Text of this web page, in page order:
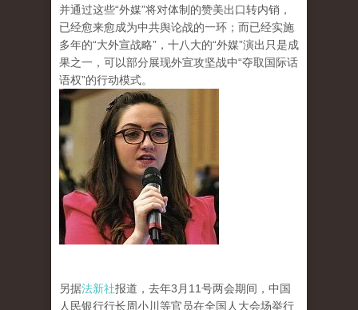
并通过这些“外媒”将对体制的赞美出口转内销，
已经愈来愈成为中共舆论战的一环；而已经实施
多年的“大外宣战略”，十八大的“外媒”演出只是成
果之一，可以部分展现外宣攻坚战中“夺取国际话
语权”的行动模式。
另据法新社报道，去年3月11号两会期间，中国
人民银行行长周小川等官员在全国人大会场举行